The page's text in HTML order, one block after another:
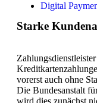
Digital
Starke
vorerst auch ohne
Die Bundesanstalt